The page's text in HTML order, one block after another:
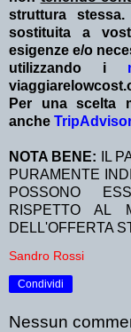
struttura
sostituita a
esigenze e/o
utilizzando i
Per una scelta
anche TripAdvisor
NOTA BENE:
IL
PURAMENTE
POSSONO
RISPETTO AL
DELL'OFFERTA
Sandro Rossi
Condividi
Nessun